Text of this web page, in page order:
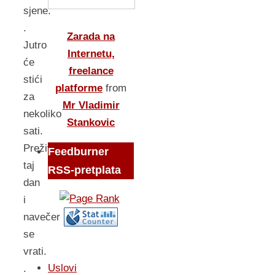
sjene.
.
Jutro
će
stići
za
nekoliko
sati.
Preživi
taj
dan
i
navečer
se
vrati.
.
Zarada na
Internetu,
freelance
platforme from
Mr Vladimir
Stankovic
Feedburner
RSS-pretplata
Uslovi